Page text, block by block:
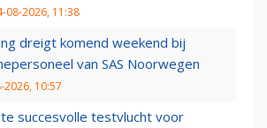
08-2026, 11:38
dreigt komend weekend bij
van SAS Noorwegen
2026, 10:57
succesvolle testvlucht voor